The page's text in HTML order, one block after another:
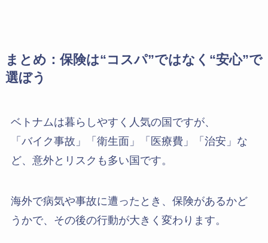
まとめ：保険は“コスパ”ではなく“安心”で
選ぼう
ベトナムは暮らしやすく人気の国ですが、
「バイク事故」「衛生面」「医療費」「治安」な
ど、意外とリスクも多い国です。
海外で病気や事故に遭ったとき、保険があるかど
うかで、その後の行動が大きく変わります。